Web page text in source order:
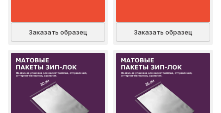
Заказать образец Заказать образец
30 см 35 см